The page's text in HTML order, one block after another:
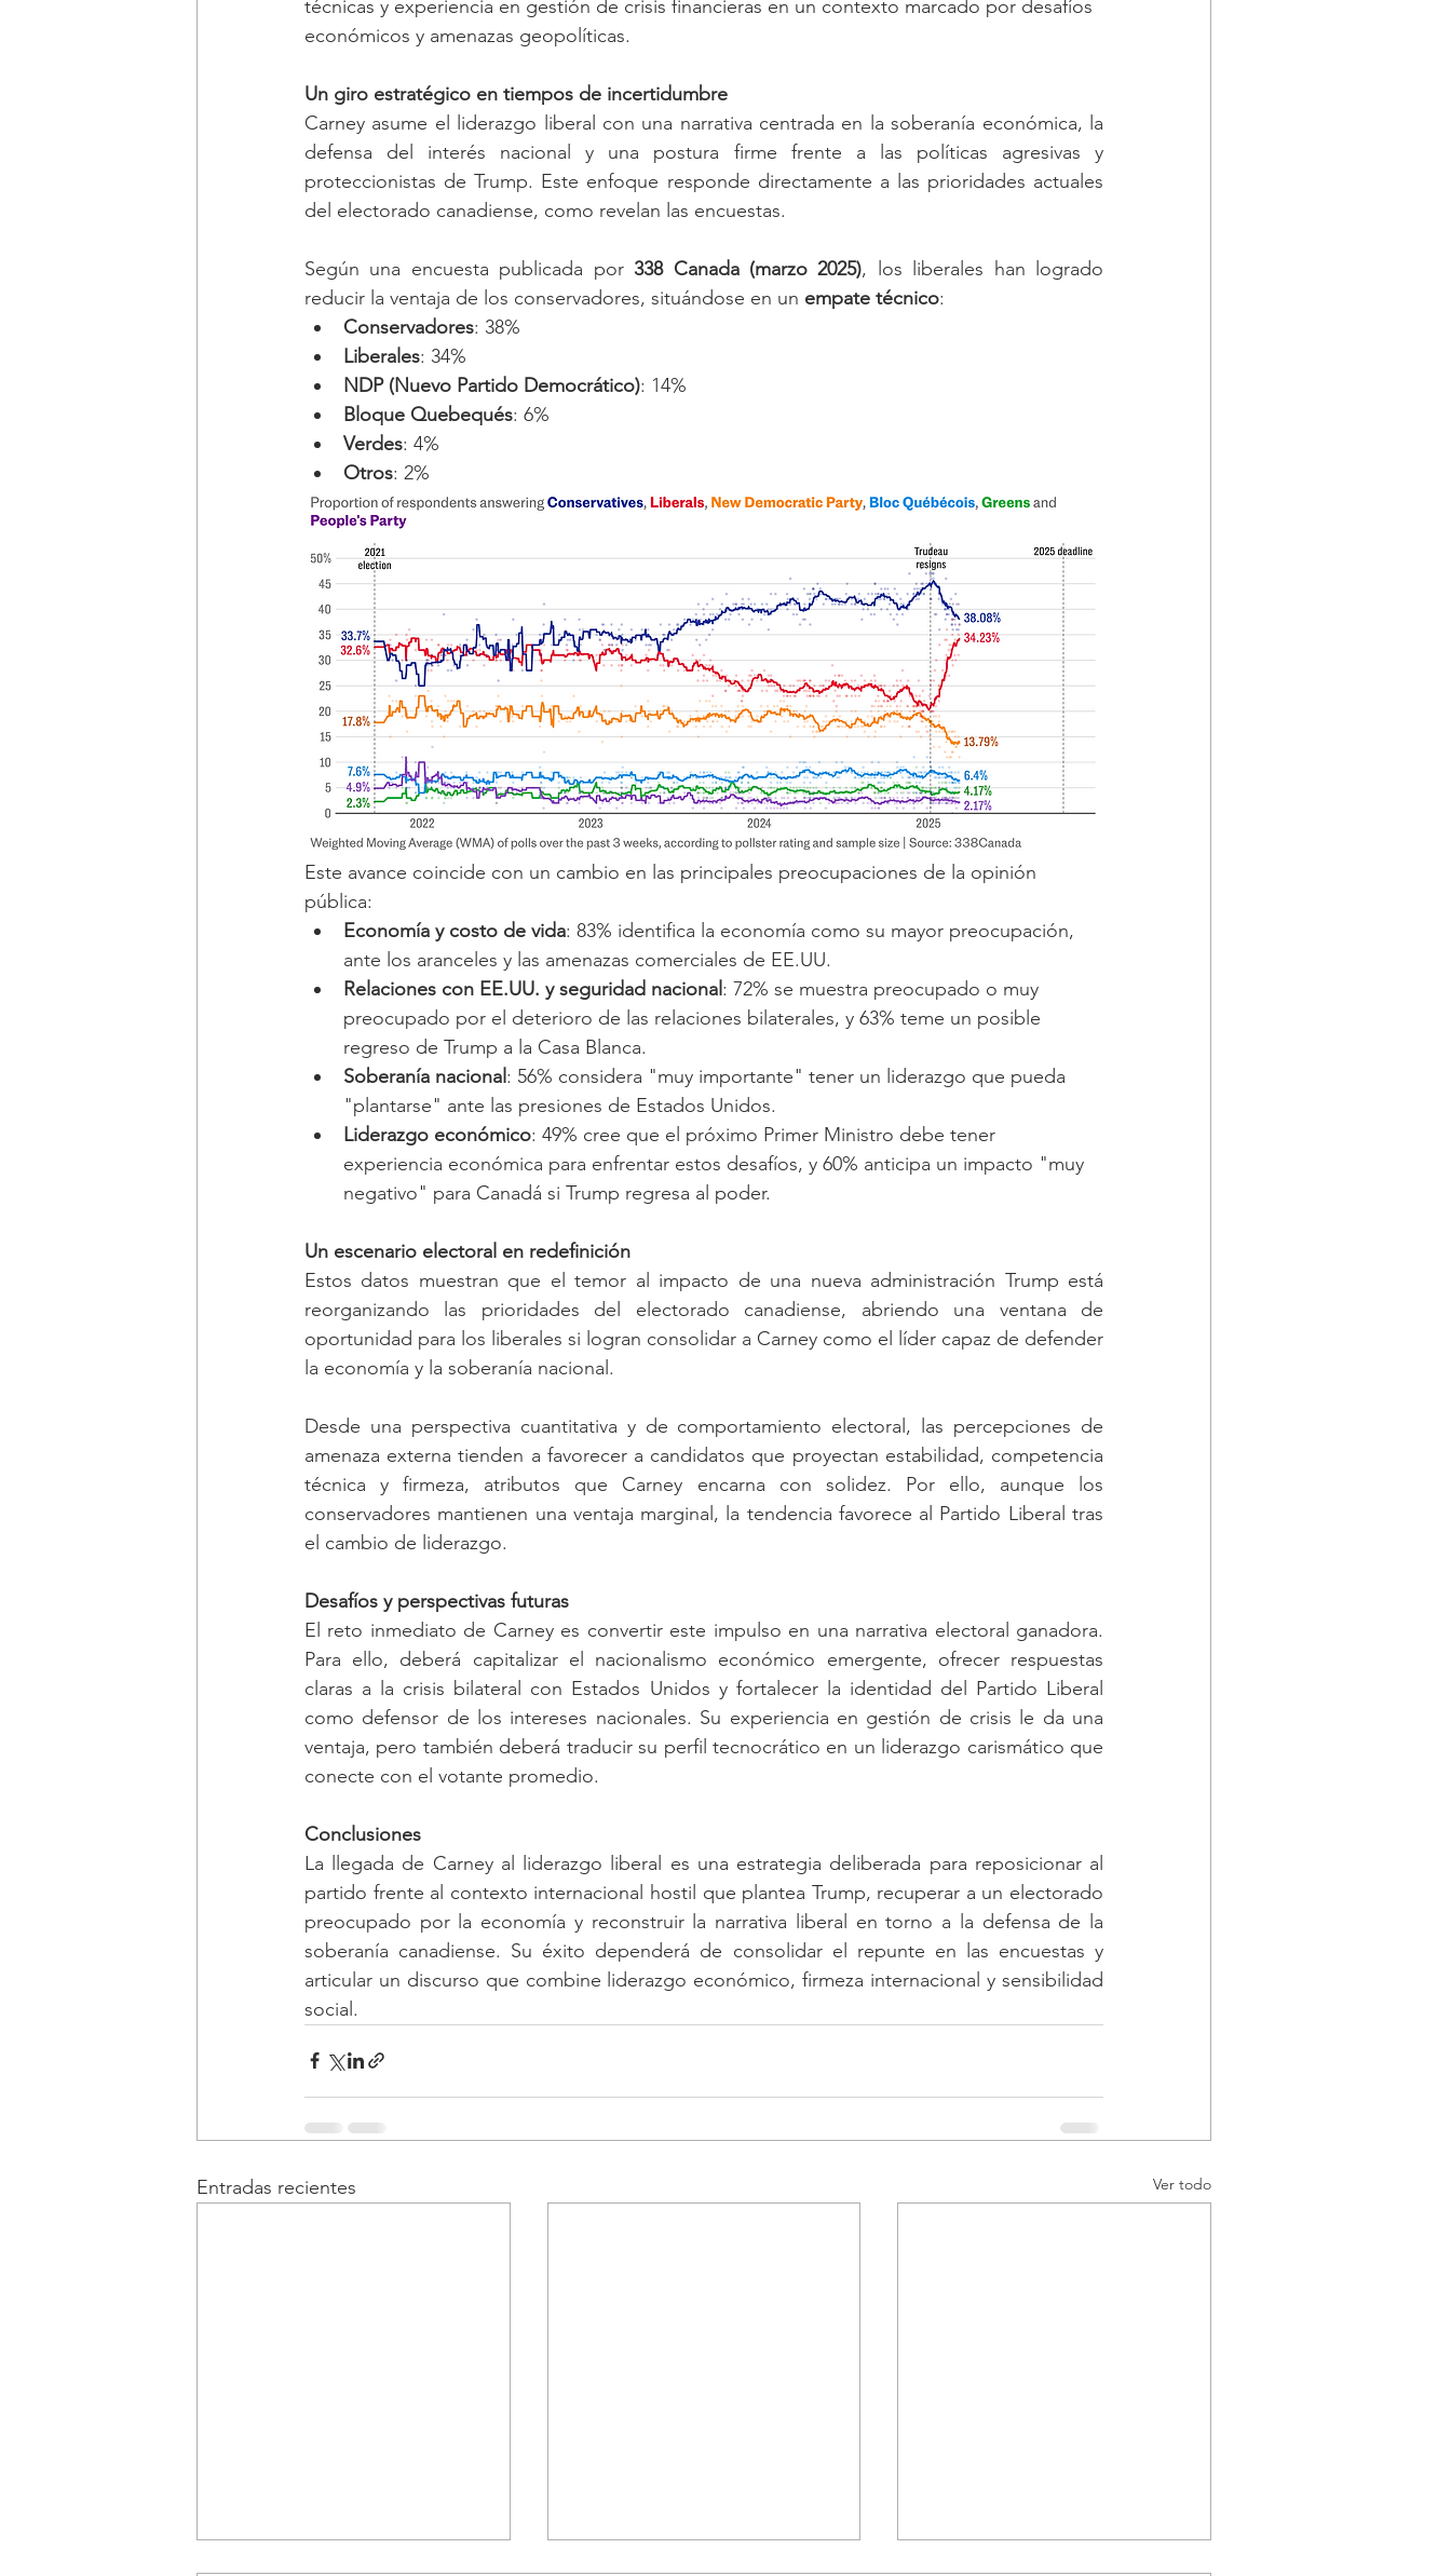
técnicas y experiencia en gestión de crisis financieras en un contexto marcado por desafíos
económicos y amenazas geopolíticas.
Un giro estratégico en tiempos de incertidumbre
Carney asume el liderazgo liberal con una narrativa centrada en la soberanía económica, la
defensa del interés nacional y una postura firme frente a las políticas agresivas y
proteccionistas de Trump. Este enfoque responde directamente a las prioridades actuales
del electorado canadiense, como revelan las encuestas.
Según una encuesta publicada por 338 Canada (marzo 2025), los liberales han logrado
reducir la ventaja de los conservadores, situándose en un empate técnico:
Conservadores: 38%
Liberales: 34%
NDP (Nuevo Partido Democrático): 14%
Bloque Quebequés: 6%
Verdes: 4%
Otros: 2%
Este avance coincide con un cambio en las principales preocupaciones de la opinión
pública:
Economía y costo de vida: 83% identifica la economía como su mayor preocupación,
ante los aranceles y las amenazas comerciales de EE.UU.
Relaciones con EE.UU. y seguridad nacional : 72% se muestra preocupado o muy
preocupado por el deterioro de las relaciones bilaterales, y 63% teme un posible
regreso de Trump a la Casa Blanca.
Soberanía nacional : 56% considera "muy importante" tener un liderazgo que pueda
"plantarse" ante las presiones de Estados Unidos.
Liderazgo económico: 49% cree que el próximo Primer Ministro debe tener
experiencia económica para enfrentar estos desafíos, y 60% anticipa un impacto "muy
negativo" para Canadá si Trump regresa al poder.
Un escenario electoral en redefinición
Estos datos muestran que el temor al impacto de una nueva administración Trump está
reorganizando las prioridades del electorado canadiense, abriendo una ventana de
oportunidad para los liberales si logran consolidar a Carney como el líder capaz de defender
la economía y la soberanía nacional.
Desde una perspectiva cuantitativa y de comportamiento electoral, las percepciones de
amenaza externa tienden a favorecer a candidatos que proyectan estabilidad, competencia
técnica y firmeza, atributos que Carney encarna con solidez. Por ello, aunque los
conservadores mantienen una ventaja marginal, la tendencia favorece al Partido Liberal tras
el cambio de liderazgo.
Desafíos y perspectivas futuras
El reto inmediato de Carney es convertir este impulso en una narrativa electoral ganadora.
Para ello, deberá capitalizar el nacionalismo económico emergente, ofrecer respuestas
claras a la crisis bilateral con Estados Unidos y fortalecer la identidad del Partido Liberal
como defensor de los intereses nacionales. Su experiencia en gestión de crisis le da una
ventaja, pero también deberá traducir su perfil tecnocrático en un liderazgo carismático que
conecte con el votante promedio.
Conclusiones
La llegada de Carney al liderazgo liberal es una estrategia deliberada para reposicionar al
partido frente al contexto internacional hostil que plantea Trump, recuperar a un electorado
preocupado por la economía y reconstruir la narrativa liberal en torno a la defensa de la
soberanía canadiense. Su éxito dependerá de consolidar el repunte en las encuestas y
articular un discurso que combine liderazgo económico, firmeza internacional y sensibilidad
social.
Entradas recientes Ver todo